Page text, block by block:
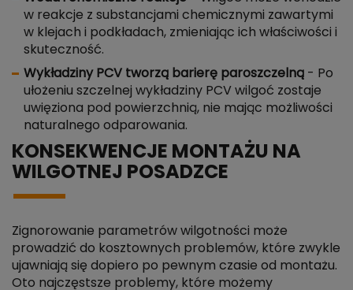
w reakcje z substancjami chemicznymi zawartymi
w klejach i podkładach, zmieniając ich właściwości i
skuteczność.
Wykładziny PCV tworzą barierę paroszczelną - Po
ułożeniu szczelnej wykładziny PCV wilgoć zostaje
uwięziona pod powierzchnią, nie mając możliwości
naturalnego odparowania.
KONSEKWENCJE MONTAŻU NA
WILGOTNEJ POSADZCE
Zignorowanie parametrów wilgotności może
prowadzić do kosztownych problemów, które zwykle
ujawniają się dopiero po pewnym czasie od montażu.
Oto najczęstsze problemy, które możemy